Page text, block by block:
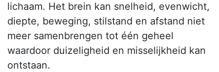
lichaam. Het brein kan snelheid, evenwicht,
diepte, beweging, stilstand en afstand niet
meer samenbrengen tot één geheel
waardoor duizeligheid en misselijkheid kan
ontstaan.